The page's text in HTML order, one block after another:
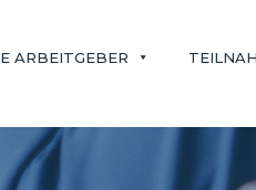
ARBEITGEBER